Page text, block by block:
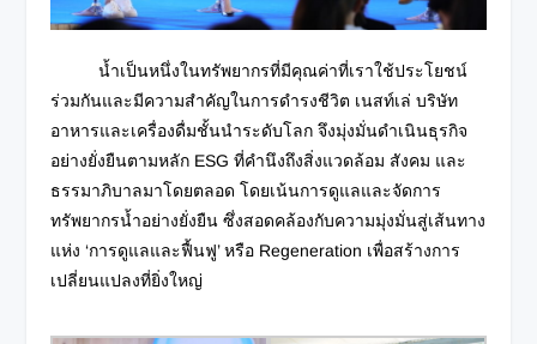
น้ำเป็นหนึ่งในทรัพยากรที่มีคุณค่าที่เราใช้ประโยชน์
ร่วมกันและมีความสำคัญในการดำรงชีวิต เนสท์เล่ บริษัท
อาหารและเครื่องดื่มชั้นนำระดับโลก จึงมุ่งมั่นดำเนินธุรกิจ
อย่างยั่งยืนตามหลัก ESG ที่คำนึงถึงสิ่งแวดล้อม สังคม และ
ธรรมาภิบาลมาโดยตลอด โดยเน้นการดูแลและจัดการ
ทรัพยากรน้ำอย่างยั่งยืน ซึ่งสอดคล้องกับความมุ่งมั่นสู่เส้นทาง
แห่ง ‘การดูแลและฟื้นฟู’ หรือ Regeneration เพื่อสร้างการ
เปลี่ยนแปลงที่ยิ่งใหญ่